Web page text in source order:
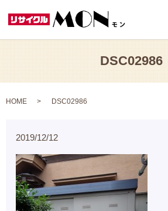
DSC02986
HOME DSC02986
2019/12/12